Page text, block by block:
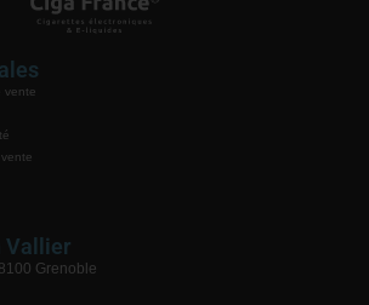
vente
Vallier
Grenoble